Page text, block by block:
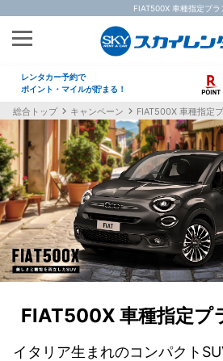
FIAT500X 車種指定プラ
レンタカー予約で
ポイント・マイルが貯まる！
総合トップ キャンペーン FIAT500X 車種指定
FIAT500X 車種指定プ
イタリア生まれのコンパクト